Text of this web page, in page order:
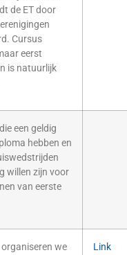
de ET door
Cursus
eerst
is natuurlijk
een geldig
hebben en
willen zijn voor
van eerste
we
Link